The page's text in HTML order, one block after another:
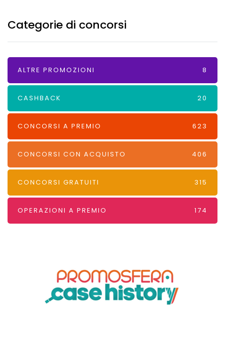
Categorie di concorsi
ALTRE PROMOZIONI 8
CASHBACK 20
CONCORSI A PREMIO 623
CONCORSI CON ACQUISTO 406
CONCORSI GRATUITI 315
OPERAZIONI A PREMIO 174